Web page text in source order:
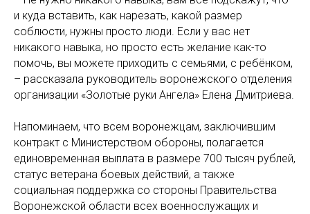
и куда вставить, как нарезать, какой размер
соблюсти, нужны просто люди. Если у вас нет
никакого навыка, но просто есть желание как-то
помочь, вы можете приходить с семьями, с ребёнком,
– рассказала руководитель воронежского отделения
организации «Золотые руки Ангела» Елена Дмитриева.
Напоминаем, что всем воронежцам, заключившим
контракт с Министерством обороны, полагается
единовременная выплата в размере 700 тысяч рублей,
статус ветерана боевых действий, а также
социальная поддержка со стороны Правительства
Воронежской области всех военнослужащих и